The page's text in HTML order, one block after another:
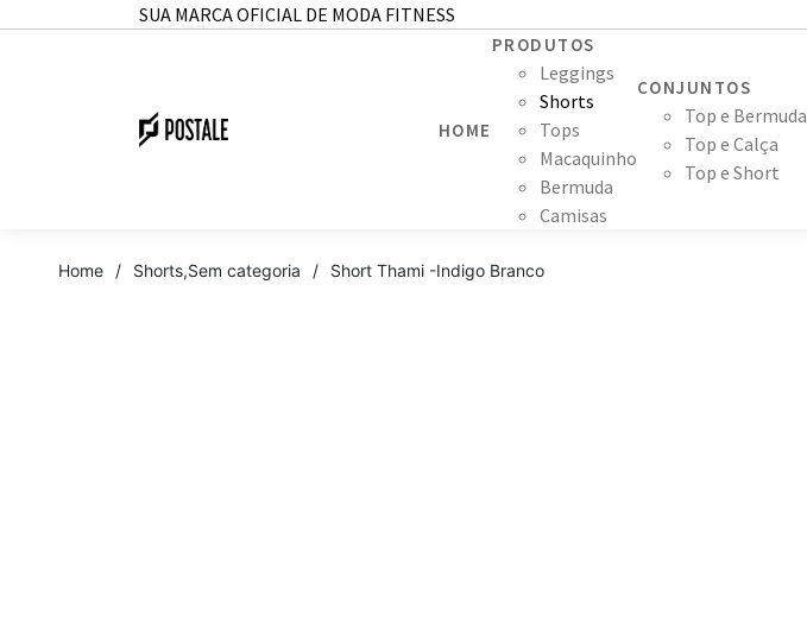
SUA MARCA OFICIAL DE MODA FITNESS
HOME
PRODUTOS
Leggings
Shorts
Tops
Macaquinho
Bermuda
Camisas
CONJUNTOS
Top e Bermuda
Top e Calça
Top e Short
Home / Shorts,Sem categoria / Short Thami -Indigo Branco